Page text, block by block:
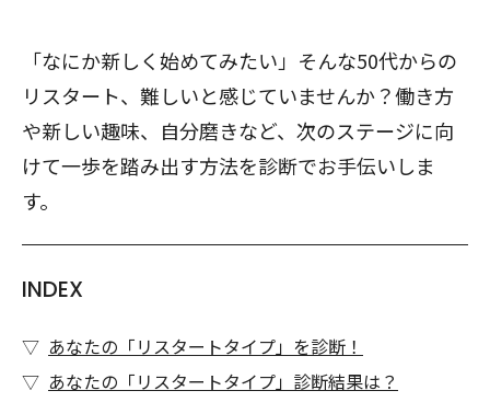
「なにか新しく始めてみたい」そんな50代からの
リスタート、難しいと感じていませんか？働き方
や新しい趣味、自分磨きなど、次のステージに向
けて一歩を踏み出す方法を診断でお手伝いしま
す。
INDEX
あなたの「リスタートタイプ」を診断！
あなたの「リスタートタイプ」診断結果は？